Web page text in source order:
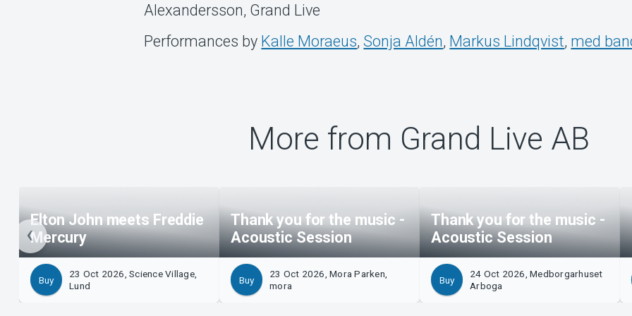
Alexandersson, Grand Live
Performances by Kalle Moraeus,Sonja Aldén, Markus Lindqvist, med
More from Grand Live AB
Elton John meets Freddie
Mercury
Buy
23 Oct 2026, Science Village,
Lund
Thank you for the music -
Acoustic Session
Buy
23 Oct 2026, Mora Parken,
mora
Thank you for the music -
Acoustic Session
Buy
24 Oct 2026, Medborgarhuset
Arboga